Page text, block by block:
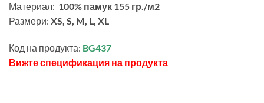
Материал: 100% памук 155 гр./м2
Размери: XS, S, M, L, XL
Код на продукта: BG437
Вижте спецификация на продукта